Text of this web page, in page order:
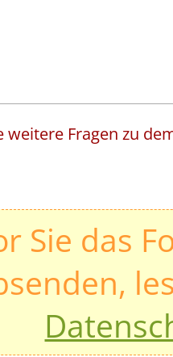
weitere Fragen zu
Sie das